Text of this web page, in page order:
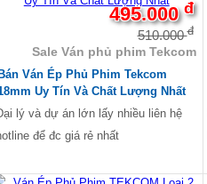
495.000đ
510.000đ
Sale Ván phủ phim Tekcom
Bán Ván Ép Phủ Phim Tekcom
Uy Tín Và Chất Lượng Nhất
lý và dự án lớn lấy nhiều liên hệ
để đc giá rẻ nhất